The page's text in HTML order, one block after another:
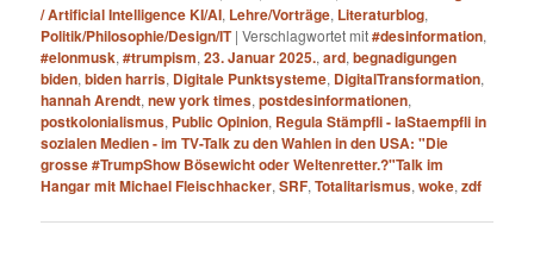
/ Artificial Intelligence KI/AI, Lehre/Vorträge, Literaturblog,
Politik/Philosophie/Design/IT |Verschlagwortet mit#desinformation,
#elonmusk,#trumpism,23. Januar 2025.,ard,begnadigungen
biden,biden harris, Digitale Punktsysteme, DigitalTransformation,
hannah Arendt,new york times,postdesinformationen,
postkolonialismus, Public Opinion, Regula Stämpfli - laStaempfli in
sozialen Medien - im TV-Talk zu den Wahlen in den USA: "Die
grosse #TrumpShow Bösewicht oder Weltenretter.?"Talk im
Hangar mit Michael Fleischhacker,SRF,Totalitarismus,woke,zdf